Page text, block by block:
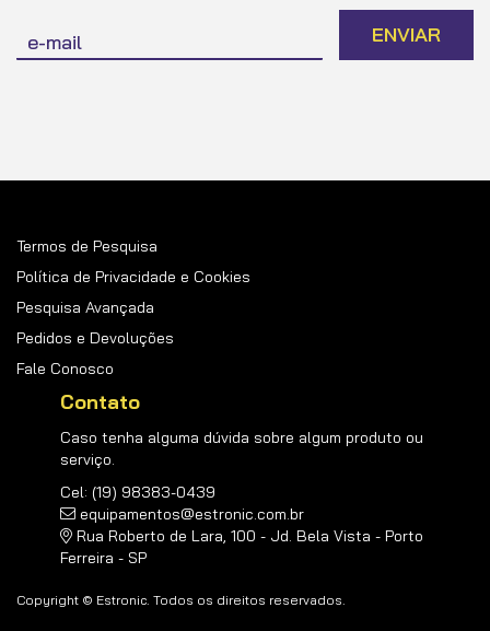
se
na
ENVIAR
Termos de Pesquisa
Política de Privacidade e Cookies
Pesquisa Avançada
Pedidos e Devoluções
Fale Conosco
Contato
Caso tenha alguma dúvida sobre algum produto ou
serviço.
Cel: (19) 98383-0439
equipamentos@estronic.com.br
Rua Roberto de Lara, 100 - Jd. Bela Vista - Porto
Ferreira - SP
Copyright © Estronic. Todos os direitos reservados.